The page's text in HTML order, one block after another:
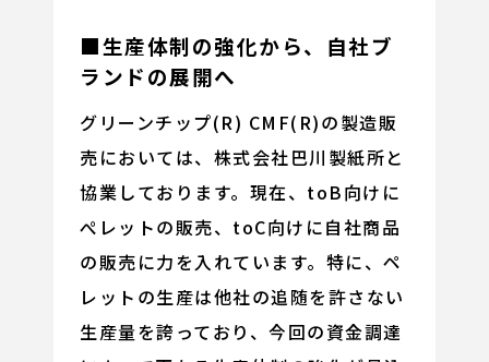
■生産体制の強化から、自社ブ
ランドの展開へ
グリーンチップ(R) CMF(R)の製造販
売においては、株式会社巴川製紙所と
協業しております。現在、toB向けに
ぺレットの販売、toC向けに自社商品
の販売に力を入れています。特に、ペ
レットの生産は他社の追随を許さない
生産量を誇っており、今回の資金調達